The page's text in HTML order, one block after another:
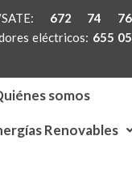
SATE: 672 74 76
eléctricos: 655 05
somos
Renovables